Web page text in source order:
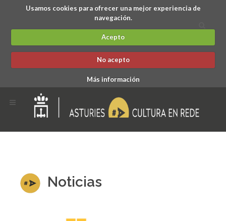
Usamos cookies para ofrecer una mejor experiencia de
navegación.
Acepto
No acepto
Más información
Noticias